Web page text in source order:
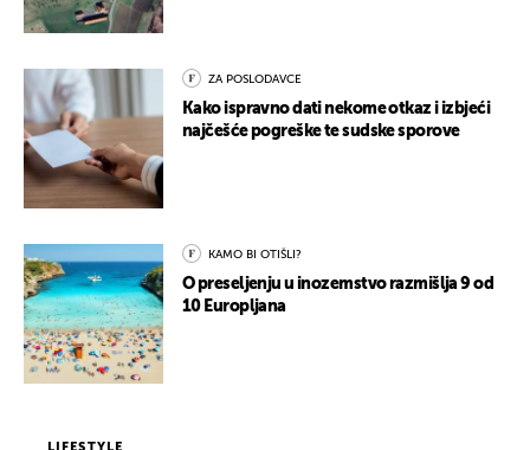
ZA POSLODAVCE
Kako ispravno dati nekome otkaz i izbjeći
najčešće pogreške te sudske sporove
KAMO BI OTIŠLI?
O preseljenju u inozemstvo razmišlja 9 od
10 Europljana
LIFESTYLE